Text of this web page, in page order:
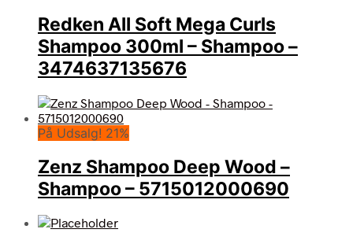
Redken All Soft Mega Curls
Shampoo 300ml – Shampoo –
3474637135676
På Udsalg! 21%
Zenz Shampoo Deep Wood –
Shampoo – 5715012000690